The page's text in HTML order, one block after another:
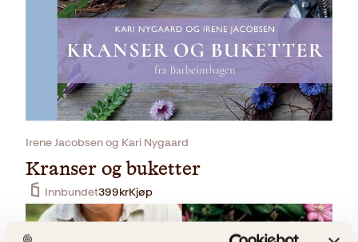
Irene Jacobsen og Kari Nygaard
Kranser og buketter
Innbundet399krKjøp